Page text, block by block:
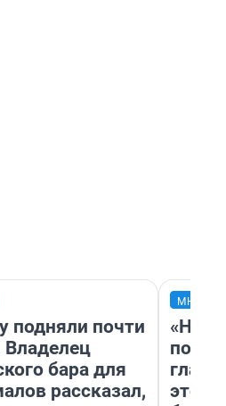
подняли почти
Владелец
бара для
рассказал,
этого